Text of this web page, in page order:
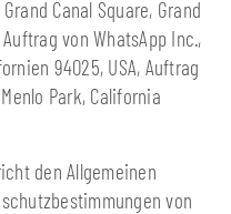
Canal Square, Grand
von WhatsApp Inc.,
94025, USA, Auftrag
Park, California
den Allgemeinen
von